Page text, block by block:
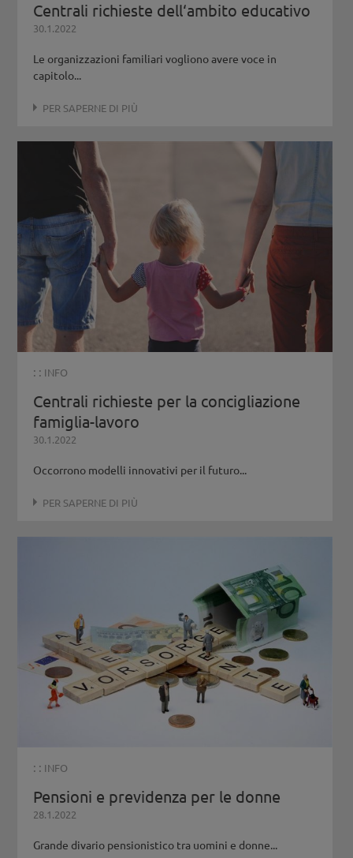
Centrali richieste dell‘ambito educativo
30.1.2022
Le organizzazioni familiari vogliono avere voce in
capitolo...
PER SAPERNE DI PIÙ
: : INFO
Centrali richieste per la concigliazione
famiglia-lavoro
30.1.2022
Occorrono modelli innovativi per il futuro...
PER SAPERNE DI PIÙ
: : INFO
Pensioni e previdenza per le donne
28.1.2022
Grande divario pensionistico tra uomini e donne...